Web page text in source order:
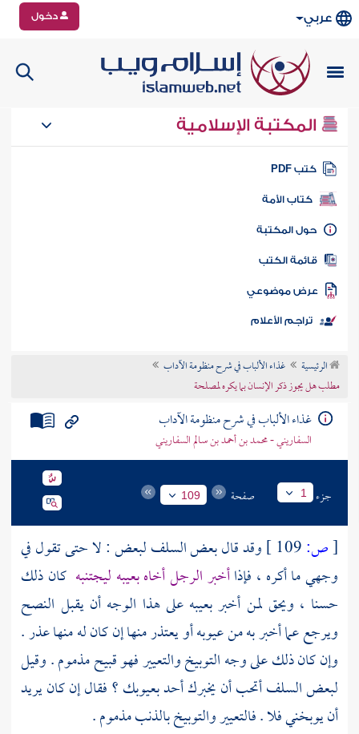
عربي دخول
المكتبة الإسلامية
كتب PDF
كتاب الأمة
المكتبة
الكتب
موضوعي
تراجم الأعلام
الرئيسية
غذاء الألباب في شرح منظومة الآداب
مطلب هل يجوز ذكر الإنسان بما يكره لمصلحة
غذاء الألباب في شرح منظومة الآداب
السفاريني - محمد بن أحمد بن سالم السفاريني
جزء 1 صفحة 109
[ص: وقد قال بعضالسلفلبعض : لا حتى تقول في
وجهي ما أكره ، فإذاأخبر الرجل أخاه بعيبه ليجتنبه كان ذلك
حسنا ، ويحق لمن أخبر بعيبه على هذا الوجه أن يقبل النصح
ويرجع عما أخبر به من عيوبه أو يعتذر منها إن كان له منها عذر .
وإن كان ذلك على وجه التوبيخ والتعيير فهو قبيح مذموم . وقيل
لبعضالسلفأتحب أن يخبرك أحد بعيوبك ؟ فقال إن كان يريد
أن يوبخني فلا . فالتعيير والتوبيخ بالذنب مذموم .